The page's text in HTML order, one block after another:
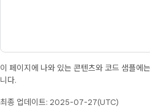
이 페이지에 나와 있는 콘텐츠와 코드 샘플에는
니다.
최종 업데이트: 2025-07-27(UTC)